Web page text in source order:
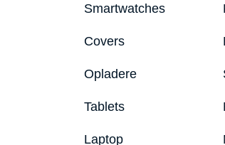
Smartwatches
Covers
Opladere
Tablets
Laptop